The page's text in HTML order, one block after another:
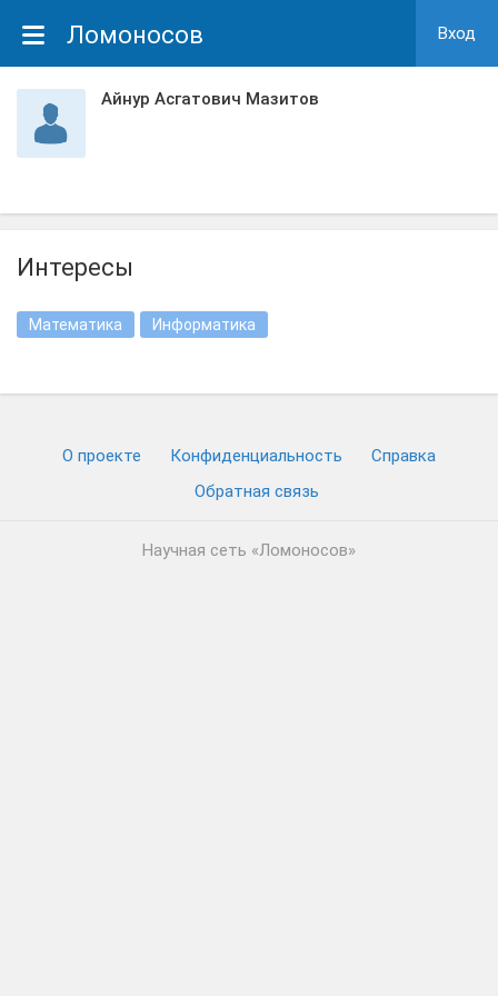
Ломоносов Вход
Айнур Асгатович Мазитов
Интересы
Математика Информатика
О проекте Конфиденциальность
Cправка
Обратная связь
Научная сеть «Ломоносов»